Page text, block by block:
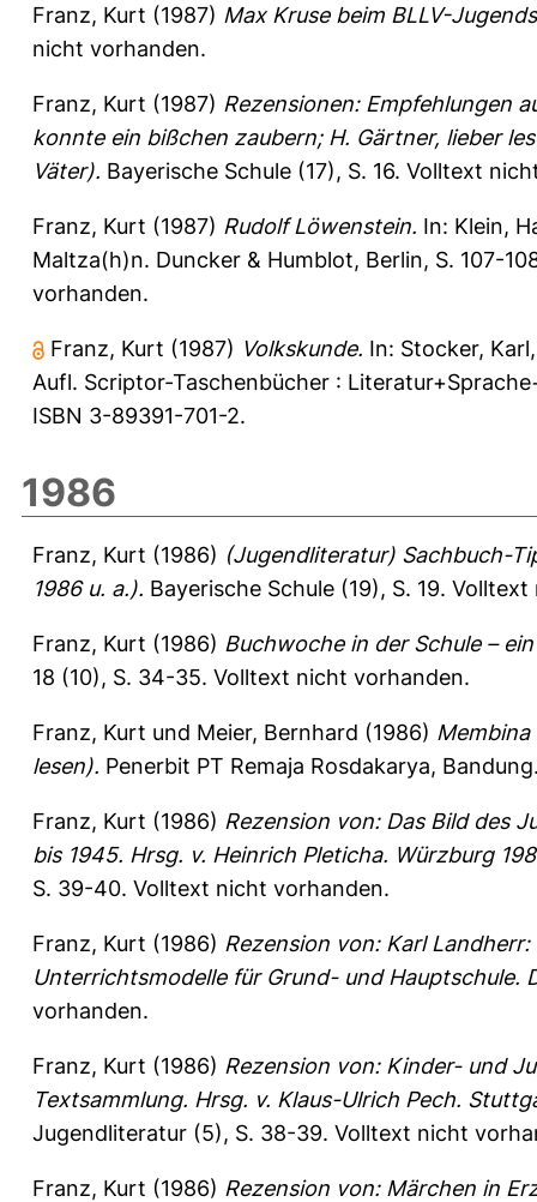
Franz, Kurt (1987) Max Kruse beim BLLV-
nicht vorhanden.
Franz, Kurt (1987) Rezensionen: Empfehlungen
konnte ein bißchen zaubern; H. Gärtner, lieber
Väter). Bayerische Schule (17), S. 16. Volltext
Franz, Kurt (1987) Rudolf Löwenstein. In: Klein,
Maltza(h)n. Duncker & Humblot, Berlin, S. 107-
vorhanden.
Franz, Kurt (1987) Volkskunde. In: Stocker, Karl
Aufl. Scriptor-Taschenbücher :
ISBN 3-89391-701-2.
1986
Franz, Kurt (1986) (Jugendliteratur) Sachbuch-
1986 u. a.). Bayerische Schule (19), S. 19. Volltext
Franz, Kurt (1986) Buchwoche in der Schule –
18 (10), S. 34-35. Volltext nicht vorhanden.
Franz, Kurt und Meier, Bernhard (1986)
lesen). Penerbit PT Remaja Rosdakarya,
Franz, Kurt (1986) Rezension von: Das Bild des
bis 1945. Hrsg. v. Heinrich Pleticha. Würzburg
S. 39-40. Volltext nicht vorhanden.
Franz, Kurt (1986) Rezension von: Karl
Unterrichtsmodelle für Grund- und Hauptschule.
vorhanden.
Franz, Kurt (1986) Rezension von: Kinder- und
Textsammlung. Hrsg. v. Klaus-Ulrich Pech.
Jugendliteratur (5), S. 38-39. Volltext nicht
Franz, Kurt (1986) Rezension von: Märchen in